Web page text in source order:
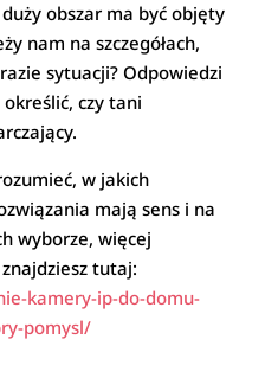
obszar ma być objęty
nam na szczegółach,
sytuacji? Odpowiedzi
czy tani
w jakich
mają sens i na
wyborze, więcej
tutaj:
kamery-ip-do-domu-
pomysl/